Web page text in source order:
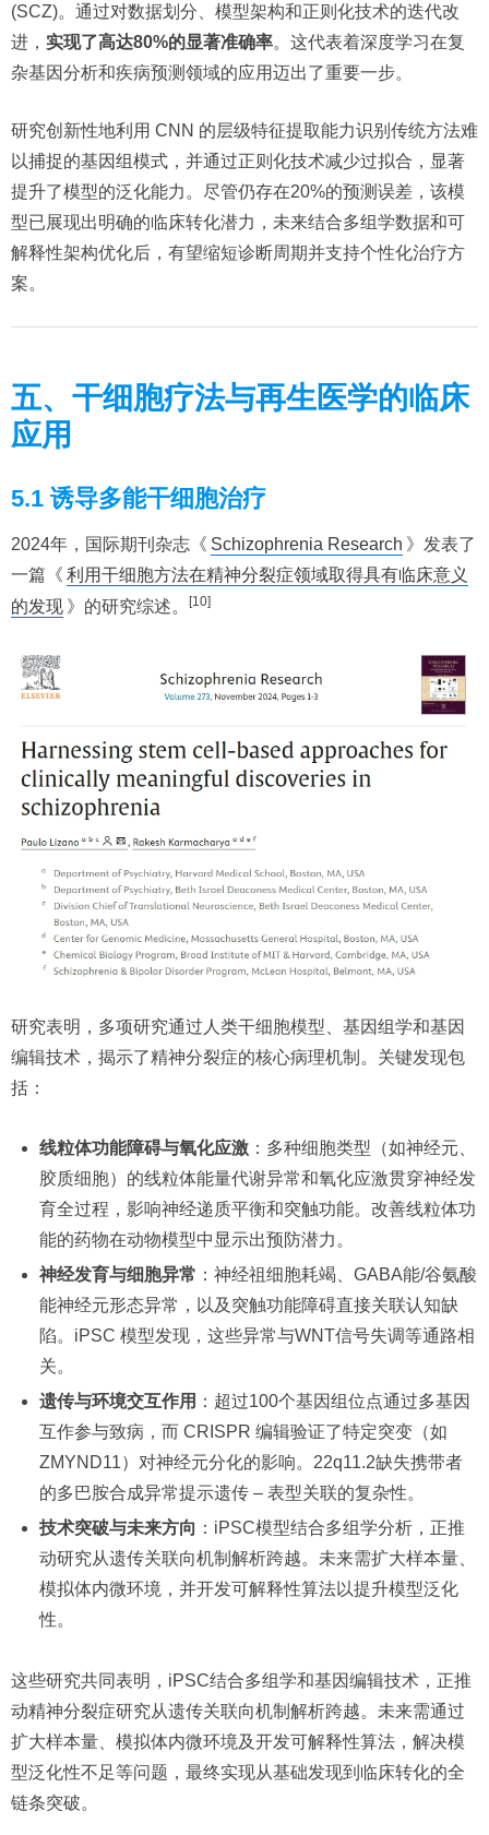
(SCZ)。通过对数据划分、模型架构和正则化技术的迭代改
进， 实现了高达80%的显著准确率。这代表着深度学习在复
杂基因分析和疾病预测领域的应用迈出了重要一步。
研究创新性地利用 CNN 的层级特征提取能力识别传统方法难
以捕捉的基因组模式，并通过正则化技术减少过拟合，显著
提升了模型的泛化能力。尽管仍存在20%的预测误差，该模
型已展现出明确的临床转化潜力，未来结合多组学数据和可
解释性架构优化后，有望缩短诊断周期并支持个性化治疗方
案。
五、干细胞疗法与再生医学的临床
应用
5.1 诱导多能干细胞治疗
2024年，国际期刊杂志《 Schizophrenia Research 》发表了
一篇《 利用干细胞方法在精神分裂症领域取得具有临床意义
的发现 》的研究综述。 [10]
研究表明，多项研究通过人类干细胞模型、基因组学和基因
编辑技术，揭示了精神分裂症的核心病理机制。关键发现包
括：
线粒体功能障碍与氧化应激：多种细胞类型（如神经元、
胶质细胞）的线粒体能量代谢异常和氧化应激贯穿神经发
育全过程，影响神经递质平衡和突触功能。改善线粒体功
能的药物在动物模型中显示出预防潜力。
神经发育与细胞异常 ：神经祖细胞耗竭、GABA能/谷氨酸
能神经元形态异常，以及突触功能障碍直接关联认知缺
陷。iPSC 模型发现，这些异常与WNT信号失调等通路相
关。
遗传与环境交互作用 ：超过100个基因组位点通过多基因
互作参与致病，而 CRISPR 编辑验证了特定突变（如
ZMYND11）对神经元分化的影响。22q11.2缺失携带者
的多巴胺合成异常提示遗传 – 表型关联的复杂性。
技术突破与未来方向 ：iPSC模型结合多组学分析，正推
动研究从遗传关联向机制解析跨越。未来需扩大样本量、
模拟体内微环境，并开发可解释性算法以提升模型泛化
性。
这些研究共同表明，iPSC结合多组学和基因编辑技术，正推
动精神分裂症研究从遗传关联向机制解析跨越。未来需通过
扩大样本量、模拟体内微环境及开发可解释性算法，解决模
型泛化性不足等问题，最终实现从基础发现到临床转化的全
链条突破。